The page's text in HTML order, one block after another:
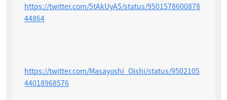
https://twitter.com/5tAkUyA5/status/9501578600878
44864
https://twitter.com/Masayoshi_Oishi/status/9502105
44018968576